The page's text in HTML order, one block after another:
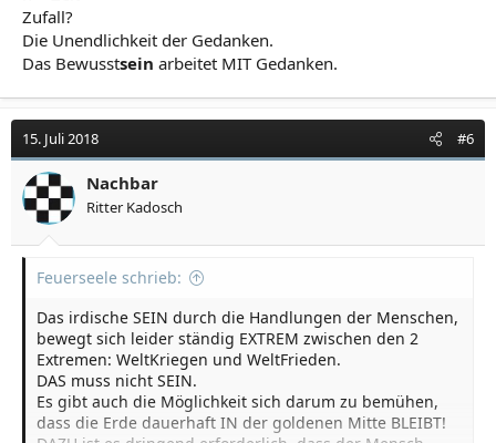
Zufall?
Die Unendlichkeit der Gedanken.
Das Bewusstsein arbeitet MIT Gedanken.
15. Juli 2018 #6
Nachbar
Ritter Kadosch
Feuerseele schrieb:
Das irdische SEIN durch die Handlungen der Menschen,
bewegt sich leider ständig EXTREM zwischen den 2
Extremen: WeltKriegen und WeltFrieden.
DAS muss nicht SEIN.
Es gibt auch die Möglichkeit sich darum zu bemühen,
dass die Erde dauerhaft IN der goldenen Mitte BLEIBT!